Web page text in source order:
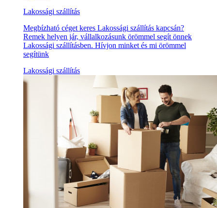
Lakossági szállítás
Megbízható céget keres Lakossági szállítás kapcsán?
Remek helyen jár, vállalkozásunk örömmel segít önnek
Lakossági szállításben. Hívjon minket és mi örömmel
segítünk
Lakossági szállítás